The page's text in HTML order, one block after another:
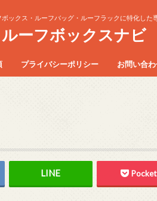
ックス・ルーフバッグ・ルーフラックに特化した
ルーフボックスナビ
プライバシーポリシー お問い合
Pocket